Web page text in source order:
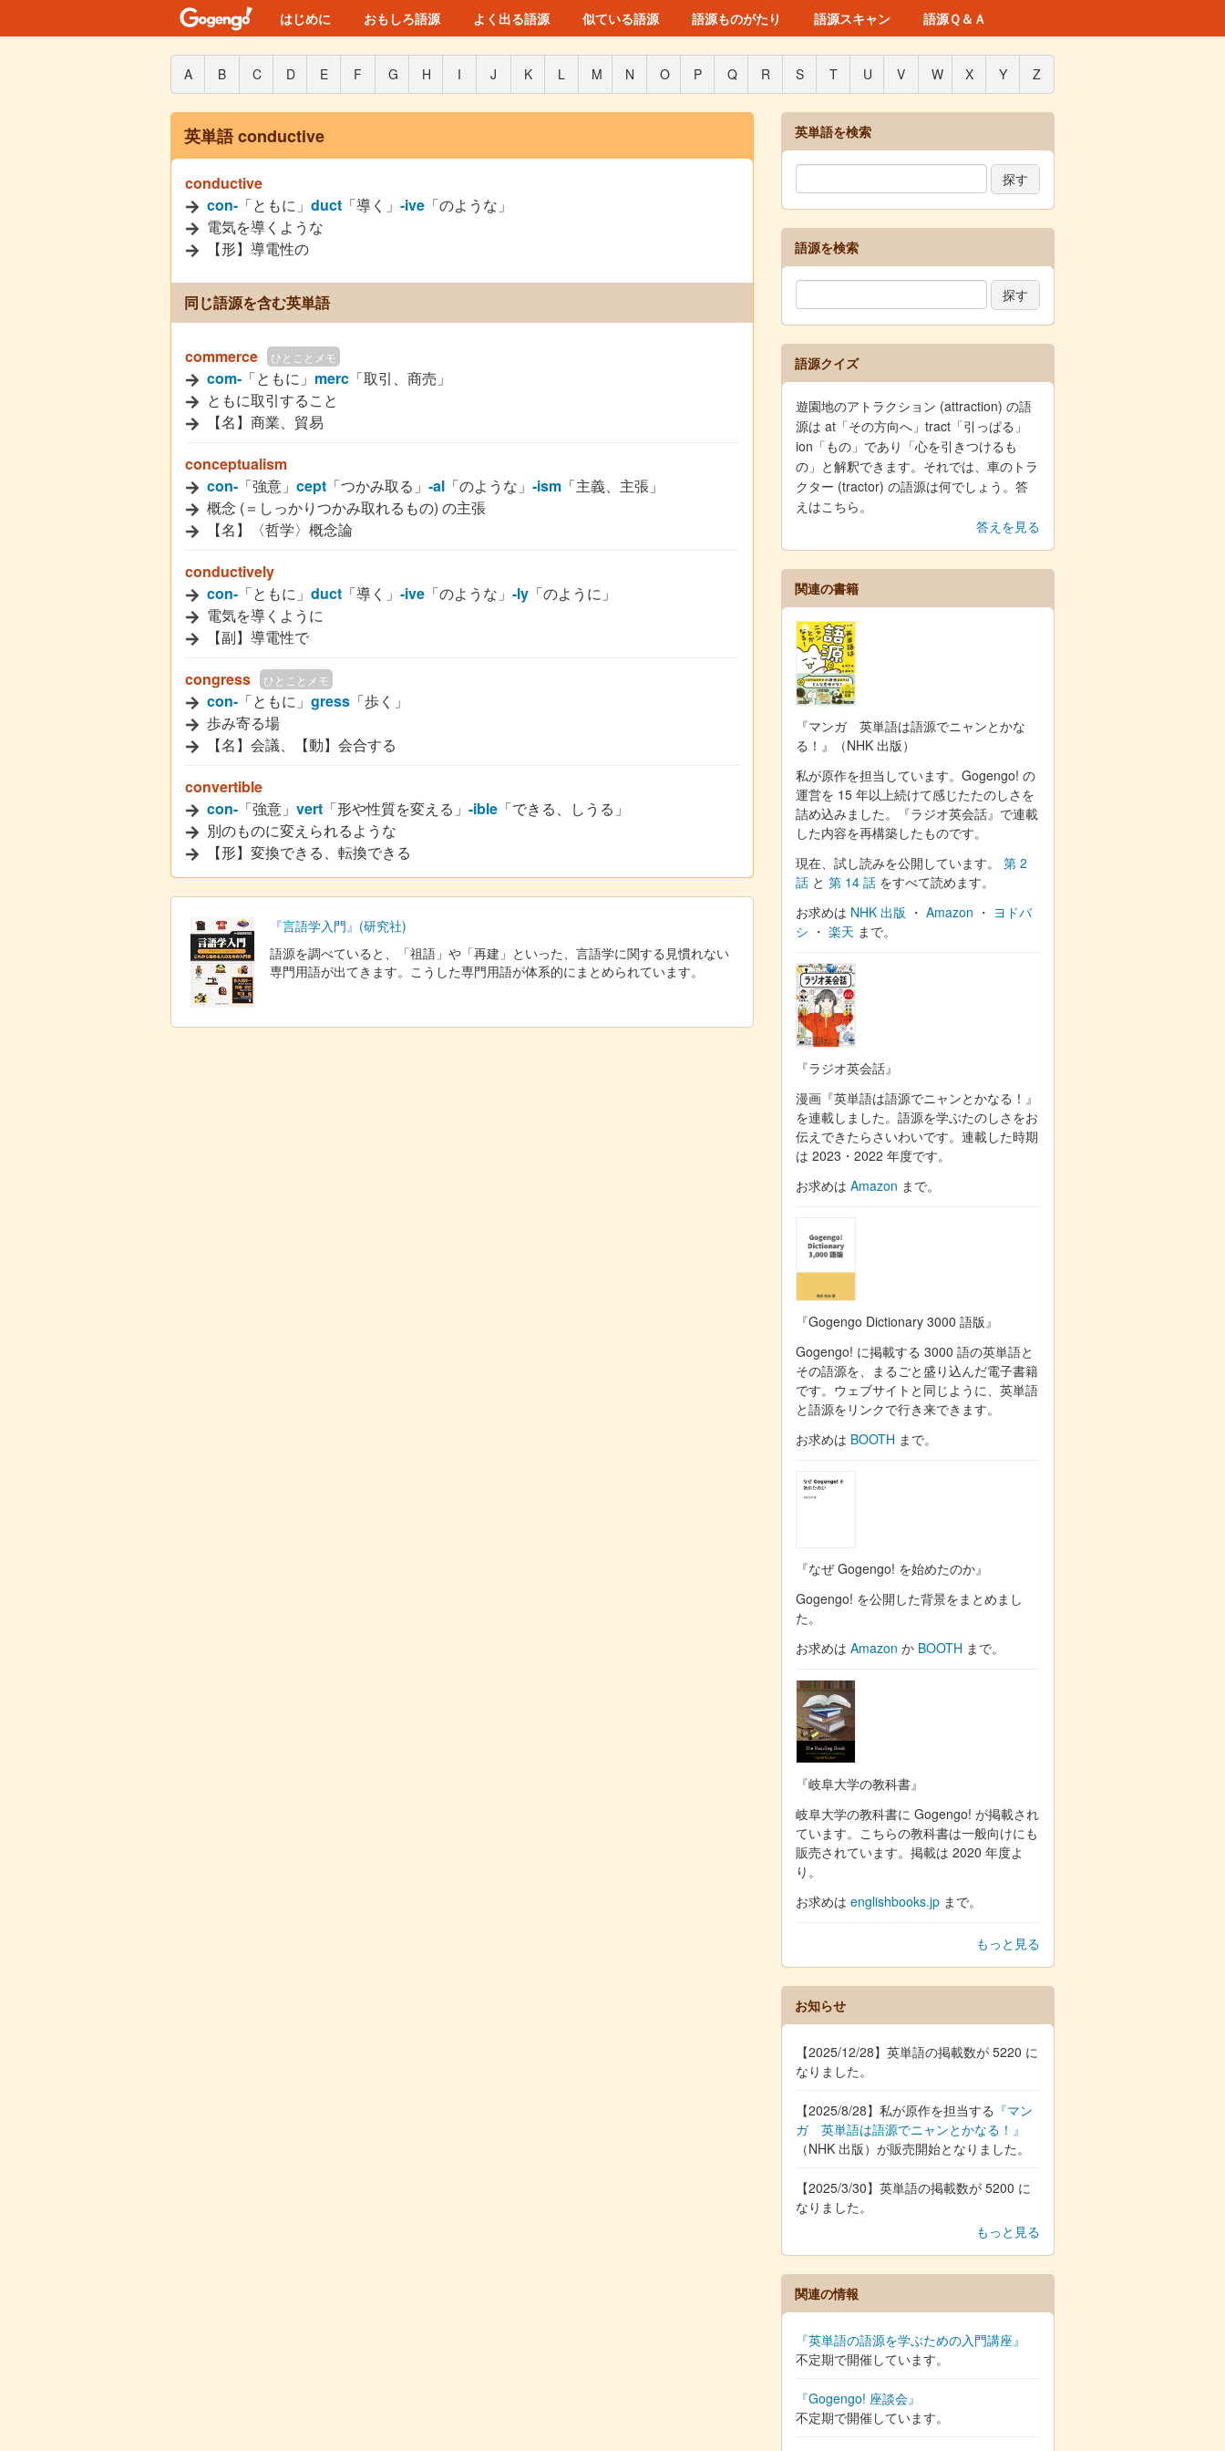
はじめに おもしろ語源 よく出る語源 似ている語源 語源ものがたり 語源スキャン 語源Ｑ＆Ａ
A B C D E F G H I J K L M N O P Q R S T U V W X Y Z
英単語 conductive
conductive
con- 「ともに」 duct 「導く」 -ive 「のような」
電気を導くような
【形】導電性の
同じ語源を含む英単語
commerce ひとことメモ
com- 「ともに」 merc 「取引、商売」
ともに取引すること
【名】商業、貿易
conceptualism
con- 「強意」 cept 「つかみ取る」 -al 「のような」 -ism 「主義、主張」
概念 (＝しっかりつかみ取れるもの) の主張
【名】〈哲学〉概念論
conductively
con- 「ともに」 duct 「導く」 -ive 「のような」 -ly 「のように」
電気を導くように
【副】導電性で
congress
ひとことメモ
con- 「ともに」 gress 「歩く」
歩み寄る場
【名】会議、【動】会合する
convertible
con- 「強意」 vert 「形や性質を変える」 -ible 「できる、しうる」
別のものに変えられるような
【形】変換できる、転換できる
『言語学入門』(研究社)
語源を調べていると、「祖語」や「再建」といった、言語学に関する見慣れない
専門用語が出てきます。こうした専門用語が体系的にまとめられています。
英単語を検索
語源を検索
語源クイズ
遊園地のアトラクション (attraction) の語
源は at「その方向へ」tract「引っぱる」
ion「もの」であり「心を引きつけるも
の」と解釈できます。それでは、車のトラ
クター (tractor) の語源は何でしょう。答
えはこちら。
答えを見る
関連の書籍
『マンガ 英単語は語源でニャンとかな
る！』（NHK 出版）
私が原作を担当しています。Gogengo! の
運営を 15 年以上続けて感じたたのしさを
詰め込みました。『ラジオ英会話』で連載
した内容を再構築したものです。
現在、試し読みを公開しています。 第 2
話 と 第 14 話 をすべて読めます。
お求めは NHK 出版 ・ Amazon ・ ヨドバ
シ ・ 楽天 まで。
『ラジオ英会話』
漫画『英単語は語源でニャンとかなる！』
を連載しました。語源を学ぶたのしさをお
伝えできたらさいわいです。連載した時期
は 2023・2022 年度です。
お求めは Amazon まで。
『Gogengo Dictionary 3000 語版』
Gogengo! に掲載する 3000 語の英単語と
その語源を、まるごと盛り込んだ電子書籍
です。ウェブサイトと同じように、英単語
と語源をリンクで行き来できます。
お求めは BOOTH まで。
『なぜ Gogengo! を始めたのか』
Gogengo! を公開した背景をまとめまし
た。
お求めは Amazon か BOOTH まで。
『岐阜大学の教科書』
岐阜大学の教科書に Gogengo! が掲載され
ています。こちらの教科書は一般向けにも
販売されています。掲載は 2020 年度よ
り。
お求めは englishbooks.jp まで。
もっと見る
お知らせ
【2025/12/28】英単語の掲載数が 5220 に
なりました。
【2025/8/28】私が原作を担当する 『マン
ガ 英単語は語源でニャンとかなる！』
（NHK 出版）が販売開始となりました。
【2025/3/30】英単語の掲載数が 5200 に
なりました。
もっと見る
関連の情報
『英単語の語源を学ぶための入門講座』
不定期で開催しています。
『Gogengo! 座談会』
不定期で開催しています。